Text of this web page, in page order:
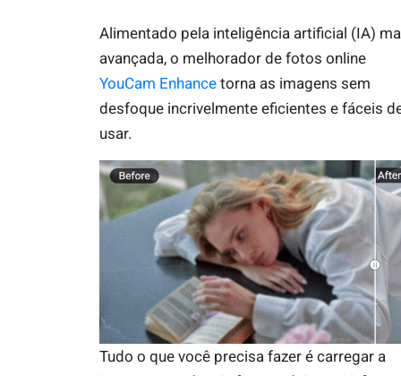
Alimentado pela inteligência artificial (IA)
avançada, o melhorador de fotos online
YouCam Enhancetorna as imagens sem
desfoque incrivelmente eficientes e fáceis
usar.
Tudo o que você precisa fazer é carregar a